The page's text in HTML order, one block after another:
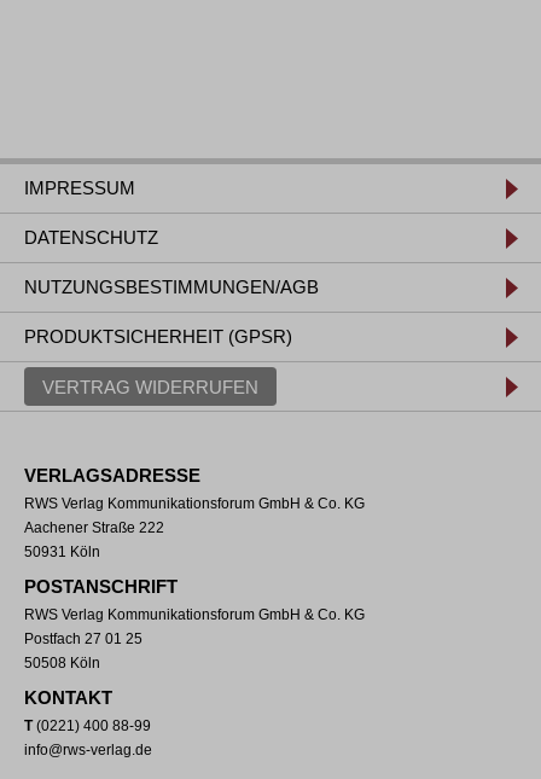
IMPRESSUM
DATENSCHUTZ
NUTZUNGSBESTIMMUNGEN/AGB
PRODUKTSICHERHEIT (GPSR)
VERTRAG WIDERRUFEN
VERLAGSADRESSE
RWS Verlag Kommunikationsforum GmbH & Co. KG
Aachener Straße 222
50931 Köln
POSTANSCHRIFT
RWS Verlag Kommunikationsforum GmbH & Co. KG
Postfach 27 01 25
50508 Köln
KONTAKT
T(0221) 400 88-99
info@rws-verlag.de